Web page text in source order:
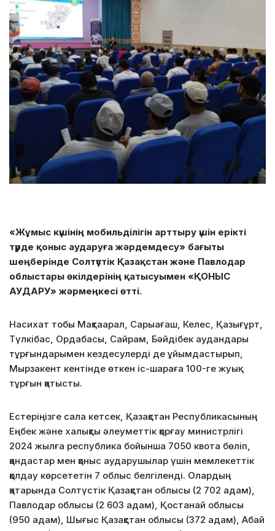
«Жұмыс күшінің мобильділігін арттыру үшін ерікті
түрде қоныс аударуға жәрдемдесу» бағыты
шеңберінде Солтүстік Қазақстан және Павлодар
облыстары өкілдерінің қатысуымен «ҚОНЫС
АУДАРУ» жәрмеңкесі өтті.
Насихат тобы Мақтаарал, Сарыағаш, Келес, Қазығұрт,
Түлкібас, Ордабасы, Сайрам, Бәйдібек аудандары
тұрғындарымен кездесулерді де ұйымдастырып,
Мырзакент кентінде өткен іс-шараға 100-ге жуық
тұрғын қатысты.
Естеріңізге сала кетсек, Қазақстан Республикасының
Еңбек және халықты әлеуметтік қорғау министрлігі
2024 жылға республика бойынша 7050 квота бөліп,
қандастар мен қоныс аударушылар үшін мемлекеттік
қолдау көрсететін 7 облыс белгіленді. Олардың
қатарында Солтүстік Қазақстан облысы (2 702 адам),
Павлодар облысы (2 603 адам), Қостанай облысы
(950 адам), Шығыс Қазақстан облысы (372 адам), Абай